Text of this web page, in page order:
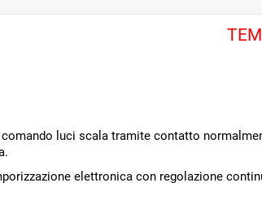
luci scala tramite contatto
elettronica con regolazione